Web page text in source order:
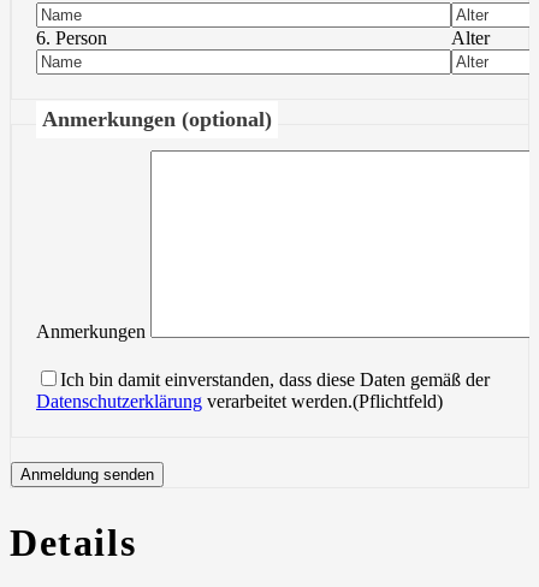
6. Person Alter
Anmerkungen (optional)
Anmerkungen
Ich bin damit einverstanden, dass diese Daten gemäß der
Datenschutzerklärung verarbeitet werden.(Pflichtfeld)
Details